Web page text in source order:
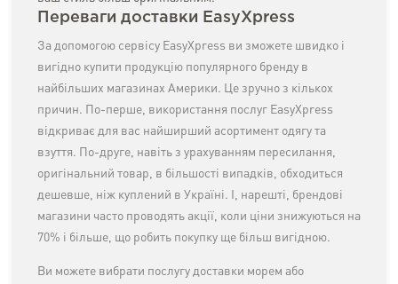
Переваги доставки EasyXpress
За допомогою сервісу EasyXpress ви зможете швидко і
вигідно купити продукцію популярного бренду в
найбільших магазинах Америки. Це зручно з кількох
причин. По-перше, використання послуг EasyXpress
відкриває для вас найширший асортимент одягу та
взуття. По-друге, навіть з урахуванням пересилання,
оригінальний товар, в більшості випадків, обходиться
дешевше, ніж куплений в Україні. І, нарешті, брендові
магазини часто проводять акції, коли ціни знижуються на
70% і більше, що робить покупку ще більш вигідною.
Ви можете вибрати послугу доставки морем або